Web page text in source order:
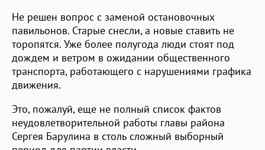
Не решен вопрос с заменой остановочных
павильонов. Старые снесли, а новые ставить не
торопятся. Уже более полугода люди стоят под
дождем и ветром в ожидании общественного
транспорта, работающего с нарушениями графика
движения.
Это, пожалуй, еще не полный список фактов
неудовлетворительной работы главы района
Сергея Барулина в столь сложный выборный